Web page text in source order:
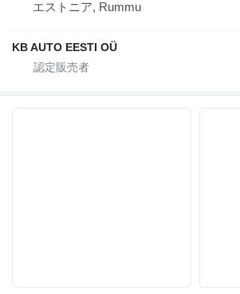
エストニア, Rummu
KB AUTO EESTI OÜ